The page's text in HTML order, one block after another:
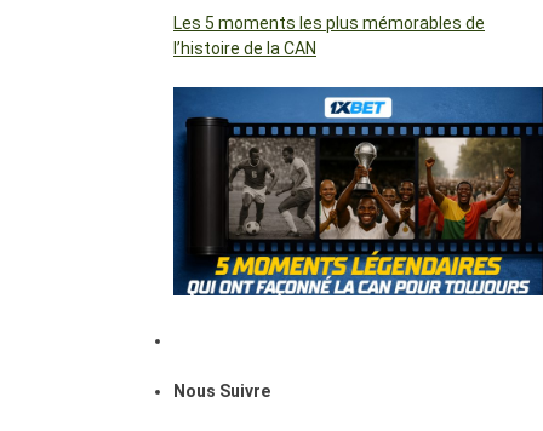
Les 5 moments les plus mémorables de
l’histoire de la CAN
Nous Suivre